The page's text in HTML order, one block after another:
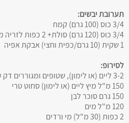
תערובת יבשים:
3/4 כוס (100 גרם) קמח
3/4 כוס (120 גרם) סולת+ 2 כפות לזריה מעל
1 שקית (10 גרם/כפית וחצי) אבקת אפיה
לסירופ:
3-2 ליים (או לימון), שטופים ומגוררים דק על פומפייה - 1 כף גדושה
150 מ"ל מיץ ליים (או לימון) סחוט טרי
150 גרם סוכר לבן
120 מ"ל מים
2 כפות (30 מ"ל) מי ורדים